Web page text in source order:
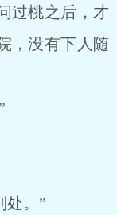
过桃之后，才
，没有下人随
处。”